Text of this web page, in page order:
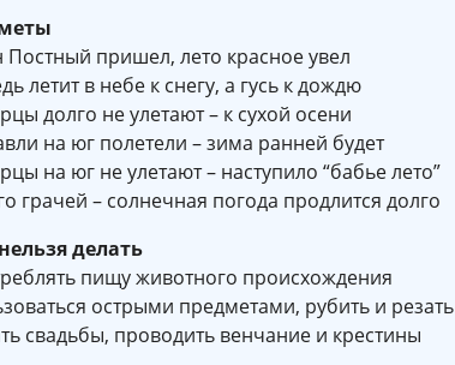
Постный пришел, лето красное увел
летит в небе к снегу, а гусь к дождю
долго не улетают – к сухой осени
на юг полетели – зима ранней будет
на юг не улетают – наступило “бабье лето”
грачей – солнечная погода продлится долго
делать
пищу животного происхождения
острыми предметами, рубить и резать
свадьбы, проводить венчание и крестины